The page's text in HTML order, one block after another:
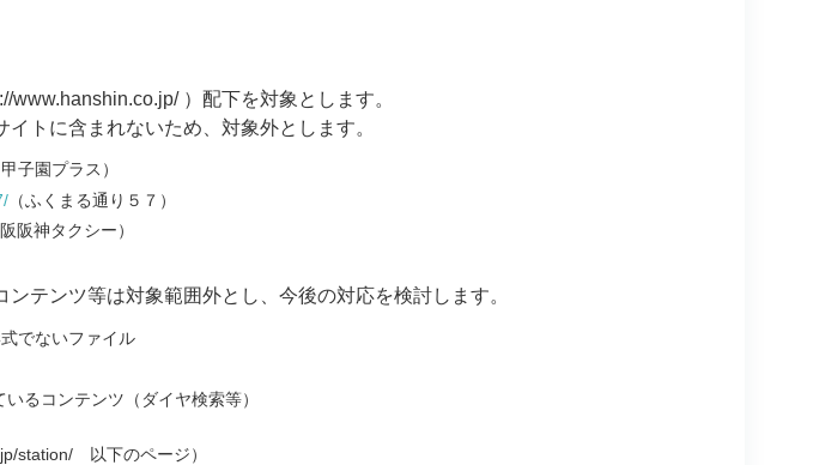
www.hanshin.co.jp/ ）配下を対象とします。
トに含まれないため、対象外とします。
子園プラス）
（ふくまる通り５７）
阪神タクシー）
テンツ等は対象範囲外とし、今後の対応を検討します。
でないファイル
るコンテンツ（ダイヤ検索等）
station/ 以下のページ）